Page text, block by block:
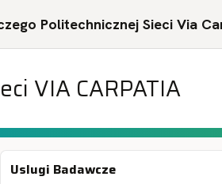
Politechnicznej Sieci Via
VIA CARPATIA
Uslugi Badawcze